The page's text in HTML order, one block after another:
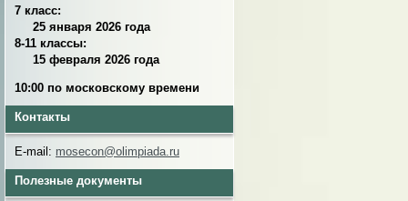
7 класс:
25 января 2026 года
8-11 классы:
15 февраля 2026 года
10:00 по московскому времени
Контакты
E-mail: mosecon@olimpiada.ru
Полезные документы